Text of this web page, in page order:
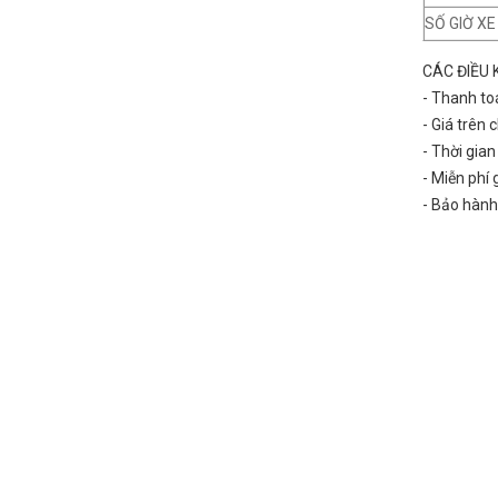
SỐ GIỜ
CÁC ĐIỀU
- Thanh
- Giá trên
- Thời
- Miễn phí
- Bảo